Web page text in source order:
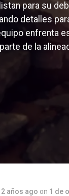
para su
detalles
enfrenta
de la
2 años ago on 1 de